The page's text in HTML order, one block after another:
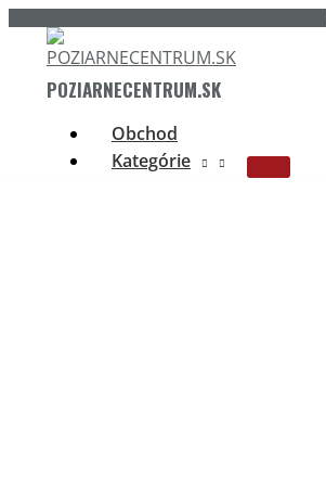
Preskočiť
obsah
POZIARNECENTRUM.SK
Obchod
Kategórie